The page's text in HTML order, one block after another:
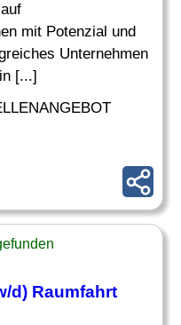
mit Potenzial und
Unternehmen
[...]
d) Raumfahrt